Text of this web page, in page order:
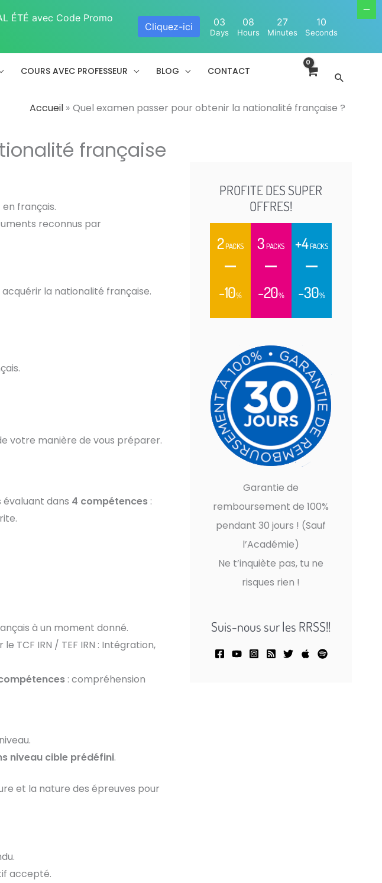
COURS AVEC PROFESSEUR BLOG
CONTACT
Accueil Quel examen passer pour obtenir la nationalité française ?
française
en français.
reconnus par
la nationalité française.
votre manière de vous préparer.
évaluant dans 4 compétences :
à un moment donné.
TCF IRN / TEF IRN : Intégration,
: compréhension
niveau cible prédéfini.
et la nature des épreuves pour
accepté.
PROFITE DES SUPER
OFFRES!
2PACKS
-10%
3PACKS
-20%
+4PACKS
-30%
Garantie de
remboursement de 100%
pendant 30 jours ! (Sauf
l’Académie)
Ne t’inquiète pas, tu ne
risques rien !
Suis-nous sur les RRSS!!
ÉTÉ avec Code Promo
Cliquez-ici 03
Days
08
Hours
27
Minutes
10
Seconds